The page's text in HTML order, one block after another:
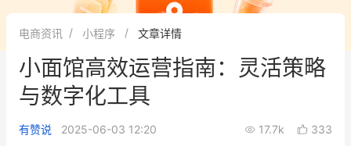
面对面聊增长
新零售大会
电商资讯 小程序 文章详情
小面馆高效运营指南：灵活策略
与数字化工具
有赞说 2025-06-03 12:20 17.7k 333